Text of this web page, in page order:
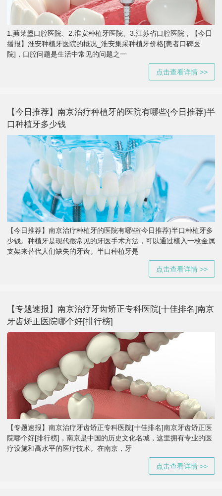
1.茀莱堡口腔医院、2.淮安种植牙医院、3.江苏省口腔医院，【今日
播报】淮安种植牙医院的概况_淮安集采种植牙价格[患者口碑医
院]，口腔问题是生活中常见的问题之一
点击查看详情 >>
【今日推荐】南京治疗种植牙的医院有哪些{今日推荐}半
口种植牙多少钱
【今日推荐】南京治疗种植牙的医院有哪些{今日推荐}半口种植牙多
少钱。种植牙是现代很常见的牙医手术方法，可以通过植入一枚金属
支架来替代人们缺失的牙齿。半口种植牙是
点击查看详情 >>
【专题速报】南京治疗牙齿矫正专科医院[十佳排名]南京
牙齿矫正医院哪个好[排行榜]
【专题速报】南京治疗牙齿矫正专科医院[十佳排名]南京牙齿矫正医
院哪个好[排行榜]，南京是中国的历史文化名城，这里拥有专业的医
疗设施和高水平的医疗技术。在南京，牙
点击查看详情 >>